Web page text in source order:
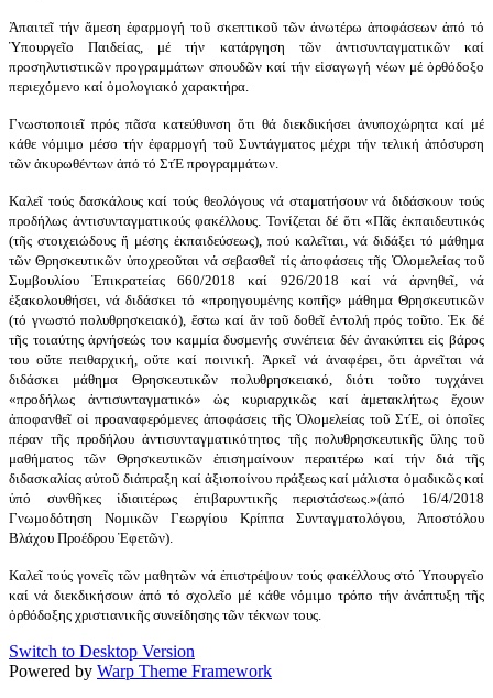
Ἀπαιτεῖ τήν ἄμεση ἐφαρμογή τοῦ σκεπτικοῦ τῶν ἀνωτέρω ἀποφάσεων ἀπό τό
Ὑπουργεῖο Παιδείας, μέ τήν κατάργηση τῶν ἀντισυνταγματικῶν καί
προσηλυτιστικῶν προγραμμάτων σπουδῶν καί τήν εἰσαγωγή νέων μέ ὀρθόδοξο
περιεχόμενο καί ὁμολογιακό χαρακτήρα.
Γνωστοποιεῖ πρός πᾶσα κατεύθυνση ὅτι θά διεκδικήσει ἀνυποχώρητα καί μέ
κάθε νόμιμο μέσο τήν ἐφαρμογή τοῦ Συντάγματος μέχρι τήν τελική ἀπόσυρση
τῶν ἀκυρωθέντων ἀπό τό ΣτΈ προγραμμάτων.
Καλεῖ τούς δασκάλους καί τούς θεολόγους νά σταματήσουν νά διδάσκουν τούς
προδήλως ἀντισυνταγματικούς φακέλλους. Τονίζεται δέ ὅτι «Πᾶς ἐκπαιδευτικός
(τῆς στοιχειώδους ἤ μέσης ἐκπαιδεύσεως), πού καλεῖται, νά διδάξει τό μάθημα
τῶν Θρησκευτικῶν ὑποχρεοῦται νά σεβασθεῖ τίς ἀποφάσεις τῆς Ὁλομελείας τοῦ
Συμβουλίου Ἐπικρατείας 660/2018 καί 926/2018 καί νά ἀρνηθεῖ, νά
ἐξακολουθήσει, νά διδάσκει τό «προηγουμένης κοπῆς» μάθημα Θρησκευτικῶν
(τό γνωστό πολυθρησκειακό), ἔστω καί ἄν τοῦ δοθεῖ ἐντολή πρός τοῦτο. Ἐκ δέ
τῆς τοιαύτης ἀρνήσεώς του καμμία δυσμενής συνέπεια δέν ἀνακύπτει εἰς βάρος
του οὔτε πειθαρχική, οὔτε καί ποινική. Ἀρκεῖ νά ἀναφέρει, ὅτι ἀρνεῖται νά
διδάσκει μάθημα Θρησκευτικῶν πολυθρησκειακό, διότι τοῦτο τυγχάνει
«προδήλως ἀντισυνταγματικό» ὡς κυριαρχικῶς καί ἀμετακλήτως ἔχουν
ἀποφανθεῖ οἱ προαναφερόμενες ἀποφάσεις τῆς Ὁλομελείας τοῦ ΣτΈ, οἱ ὁποῖες
πέραν τῆς προδήλου ἀντισυνταγματικότητος τῆς πολυθρησκευτικῆς ὕλης τοῦ
μαθήματος τῶν Θρησκευτικῶν ἐπισημαίνουν περαιτέρω καί τήν διά τῆς
διδασκαλίας αὐτοῦ διάπραξη καί ἀξιοποίνου πράξεως καί μάλιστα ὁμαδικῶς καί
ὑπό συνθῆκες ἰδιαιτέρως ἐπιβαρυντικῆς περιστάσεως.»(ἀπό 16/4/2018
Γνωμοδότηση Νομικῶν Γεωργίου Κρίππα Συνταγματολόγου, Ἀποστόλου
Βλάχου Προέδρου Ἐφετῶν).
Καλεῖ τούς γονεῖς τῶν μαθητῶν νά ἐπιστρέψουν τούς φακέλλους στό Ὑπουργεῖο
καί νά διεκδικήσουν ἀπό τό σχολεῖο μέ κάθε νόμιμο τρόπο τήν ἀνάπτυξη τῆς
ὀρθόδοξης χριστιανικῆς συνείδησης τῶν τέκνων τους.
Switch to Desktop Version
Powered by Warp Theme Framework